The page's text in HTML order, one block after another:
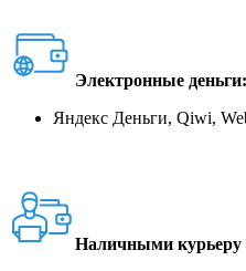
Электронные деньги:
Яндекс Деньги, Qiwi,
Наличными